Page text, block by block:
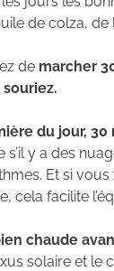
de colza, de
de marcher
du jour,
s’il y a des
Et si
cela facilite
chaude
solaire et le